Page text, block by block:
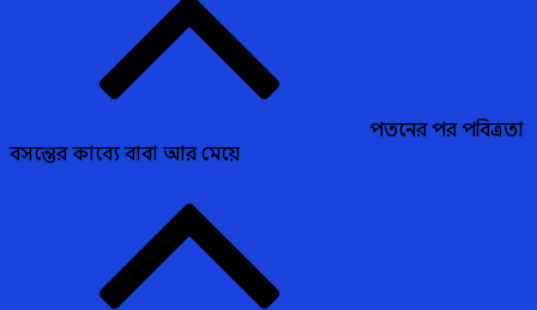
পতনের পর পবিত্রতা
বসন্তের কাব্যে বাবা আর মেয়ে